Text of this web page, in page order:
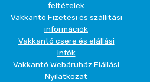
feltételek
Vakkantó Fizetési és szállítási
információk
Vakkantó csere és elállási
infók
Vakkantó Webáruház Elállási
Nyilatkozat